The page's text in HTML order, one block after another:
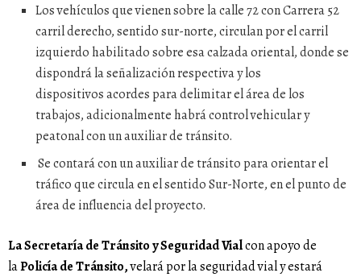
Los vehículos que vienen sobre la calle 72 con Carrera 52
carril derecho, sentido sur-norte, circulan por el carril
izquierdo habilitado sobre esa calzada oriental, donde se
dispondrá la señalización respectiva y los
dispositivos acordes para delimitar el área de los
trabajos, adicionalmente habrá control vehicular y
peatonal con un auxiliar de tránsito.
Se contará con un auxiliar de tránsito para orientar el
tráfico que circula en el sentido Sur-Norte, en el punto de
área de influencia del proyecto.
La Secretaría de Tránsito y Seguridad Vialcon apoyo de
laPolicía de Tránsito,velará por la seguridad vial y estará